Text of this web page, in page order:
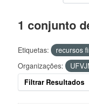
1 conjunto
Etiquetas: recursos
Organizações:
Filtrar Resultados